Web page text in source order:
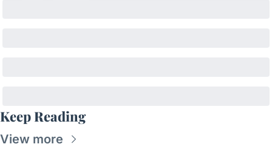
Keep Reading
View more